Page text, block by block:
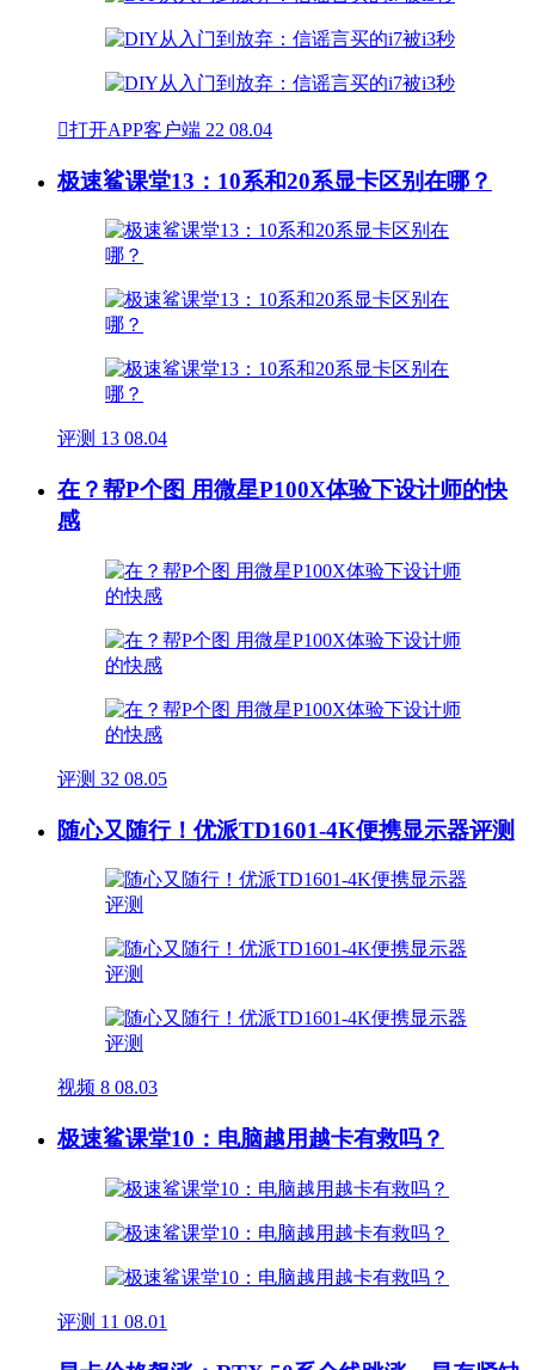
打开APP客户端 22 08.04
极速鲨课堂13：10系和20系显卡区别在哪？
评测 13 08.04
在？帮P个图 用微星P100X体验下设计师的快
感
评测 32 08.05
随心又随行！优派TD1601-4K便携显示器评测
视频 8 08.03
极速鲨课堂10：电脑越用越卡有救吗？
评测 11 08.01